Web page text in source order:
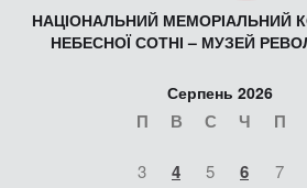
НАЦІОНАЛЬНИЙ МЕМОРІАЛЬНИЙ
НЕБЕСНОЇ СОТНІ – МУЗЕЙ
Серпень 2026
П В С Ч П
3 4 5 6 7